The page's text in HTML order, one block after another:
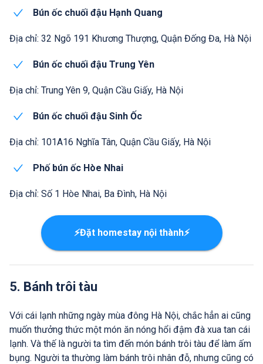
Bún ốc chuối đậu Hạnh Quang
Địa chỉ: 32 Ngõ 191 Khương Thượng, Quận Đống Đa, Hà Nội
Bún ốc chuối đậu Trung Yên
Địa chỉ: Trung Yên 9, Quận Cầu Giấy, Hà Nội
Bún ốc chuối đậu Sinh Ốc
Địa chỉ: 101A16 Nghĩa Tân, Quận Cầu Giấy, Hà Nội
Phố bún ốc Hòe Nhai
Địa chỉ: Số 1 Hòe Nhai, Ba Đình, Hà Nội
⚡Đặt homestay nội thành⚡
5. Bánh trôi tàu
Với cái lạnh những ngày mùa đông Hà Nội, chắc hẳn ai cũng
muốn thưởng thức một món ăn nóng hổi đậm đà xua tan cái
lạnh. Và thế là người ta tìm đến món bánh trôi tàu để làm ấm
bụng. Người ta thường làm bánh trôi nhân đỗ, nhưng cũng có